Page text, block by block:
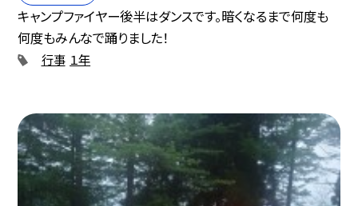
キャンプファイヤー後半はダンスです。暗くなるまで何度も
何度もみんなで踊りました！
行事 １年